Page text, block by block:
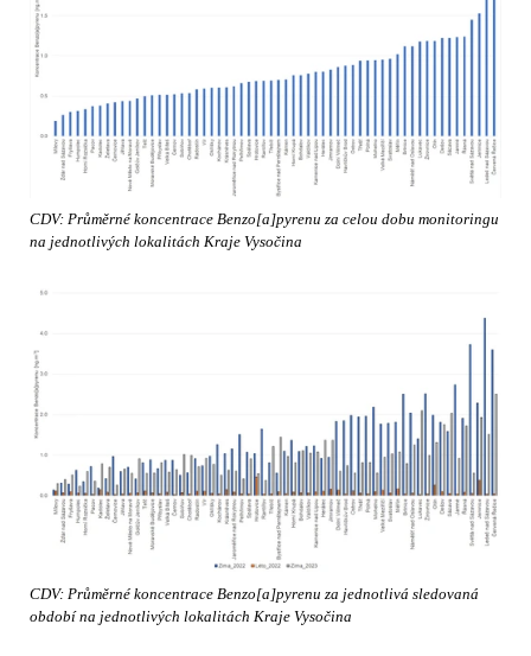
CDV: Průměrné koncentrace Benzo[a]pyrenu za celou dobu monitoringu
na jednotlivých lokalitách Kraje Vysočina
CDV: Průměrné koncentrace Benzo[a]pyrenu za jednotlivá sledovaná
období na jednotlivých lokalitách Kraje Vysočina